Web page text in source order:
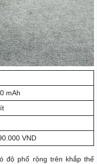
mAh
VND
độ phổ rộng trên khắp thế